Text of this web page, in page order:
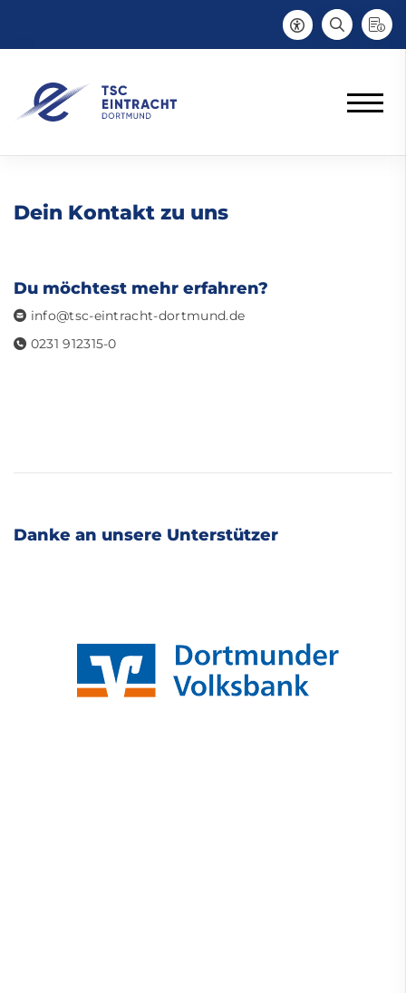
Dein Kontakt zu uns
Du möchtest mehr erfahren?
info@tsc-eintracht-dortmund.de
0231 912315-0
Danke an unsere Unterstützer